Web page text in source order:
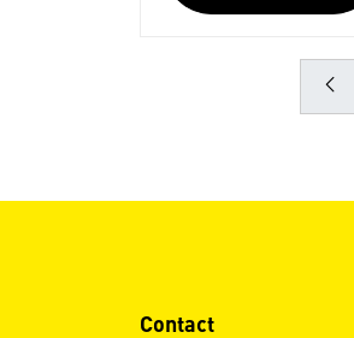
Contact